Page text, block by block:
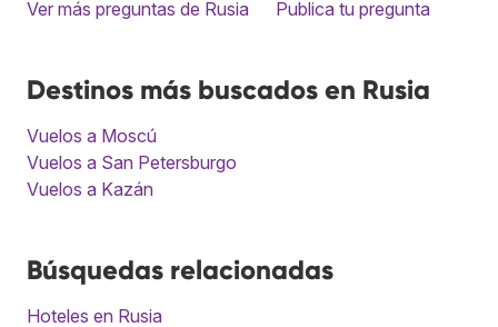
Ver más preguntas de Rusia
Publica tu pregunta
Destinos más buscados en Rusia
Vuelos a Moscú
Vuelos a San Petersburgo
Vuelos a Kazán
Búsquedas relacionadas
Hoteles en Rusia